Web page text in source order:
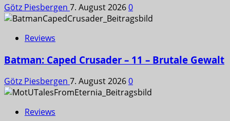
Götz Piesbergen 7. August 20260
Reviews
Batman: Caped Crusader – 11 – Brutale Gewalt
Götz Piesbergen 7. August 20260
Reviews